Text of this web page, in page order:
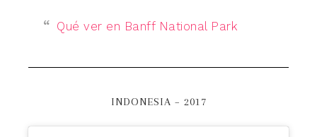
Qué ver en Banff National Park
INDONESIA – 2017